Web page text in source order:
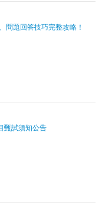
問題回答技巧完整攻略！
甄試須知公告